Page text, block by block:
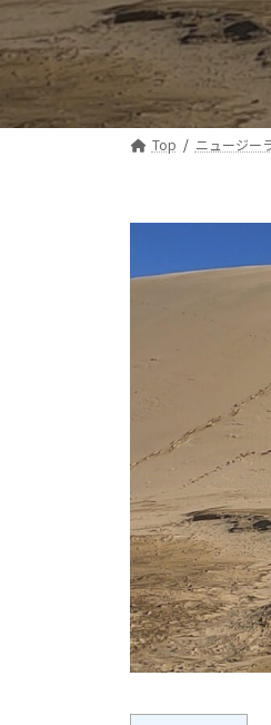
Top ニュージー